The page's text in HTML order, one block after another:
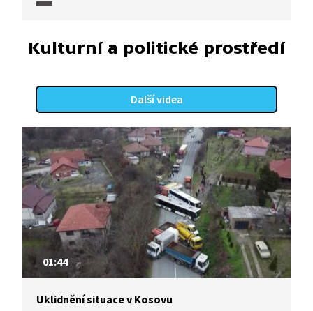
Kulturní a politické prostředí
Další videa
01:44
Uklidnění situace v Kosovu